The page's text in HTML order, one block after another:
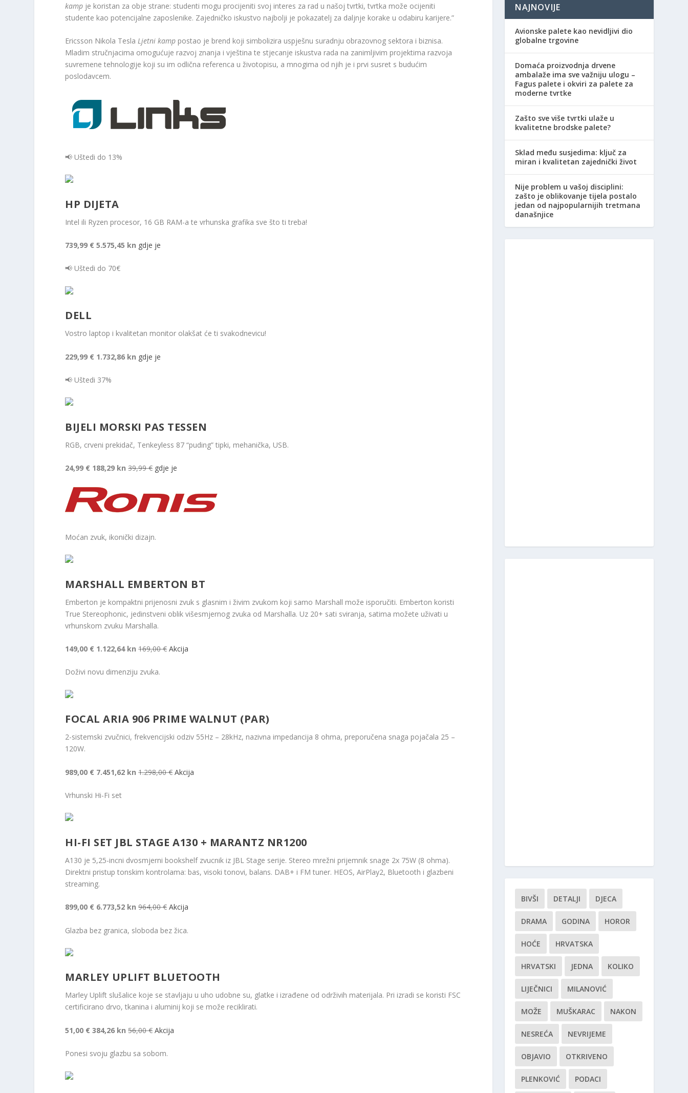
kamp je koristan za obje strane: studenti mogu procijeniti svoj interes za rad u našoj tvrtki, tvrtka može ocijeniti
studente kao potencijalne zaposlenike. Zajedničko iskustvo najbolji je pokazatelj za daljnje korake u odabiru karijere.”
Ericsson Nikola TeslaLjetni kamp postao je brend koji simbolizira uspješnu suradnju obrazovnog sektora i biznisa.
Mladim stručnjacima omogućuje razvoj znanja i vještina te stjecanje iskustva rada na zanimljivim projektima razvoja
suvremene tehnologije koji su im odlična referenca u životopisu, a mnogima od njih je i prvi susret s budućim
poslodavcem.
📢 Uštedi do 13%
HP DIJETA
Intel ili Ryzen procesor, 16 GB RAM-a te vrhunska grafika sve što ti treba!
739,99 €5.575,45 kn gdje je
📢 Uštedi do 70€
DELL
Vostro laptop i kvalitetan monitor olakšat će ti svakodnevicu!
229,99 € 1.732,86 kn gdje je
📢 Uštedi 37%
BIJELI MORSKI PAS TESSEN
RGB, crveni prekidač, Tenkeyless 87 “puding” tipki, mehanička, USB.
24,99 € 188,29 kn 39,99 € gdje je
Moćan zvuk, ikonički dizajn.
MARSHALL EMBERTON BT
Emberton je kompaktni prijenosni zvuk s glasnim i živim zvukom koji samo Marshall može isporučiti. Emberton koristi
True Stereophonic, jedinstveni oblik višesmjernog zvuka od Marshalla. Uz 20+ sati sviranja, satima možete uživati ​​u
vrhunskom zvuku Marshalla.
149,00 € 1.122,64 kn 169,00 € Akcija
Doživi novu dimenziju zvuka.
FOCAL ARIA 906 PRIME WALNUT (PAR)
2-sistemski zvučnici, frekvencijski odziv 55Hz – 28kHz, nazivna impedancija 8 ohma, preporučena snaga pojačala 25 –
120W.
989,00 € 7.451,62 kn 1.298,00 € Akcija
Vrhunski Hi-Fi set
HI-FI SET JBL STAGE A130 + MARANTZ NR1200
A130 je 5,25-incni dvosmjerni bookshelf zvucnik iz JBL Stage serije. Stereo mrežni prijemnik snage 2x 75W (8 ohma).
Direktni pristup tonskim kontrolama: bas, visoki tonovi, balans. DAB+ i FM tuner. HEOS, AirPlay2, Bluetooth i glazbeni
streaming.
899,00 € 6.773,52 kn 964,00 € Akcija
Glazba bez granica, sloboda bez žica.
MARLEY UPLIFT BLUETOOTH
Marley Uplift slušalice koje se stavljaju u uho udobne su, glatke i izrađene od održivih materijala. Pri izradi se koristi FSC
certificirano drvo, tkanina i aluminij koji se može reciklirati.
51,00 €384,26 kn 56,00 € Akcija
Ponesi svoju glazbu sa sobom.
NAJNOVIJE
Avionske palete kao nevidljivi dio
globalne trgovine
Domaća proizvodnja drvene
ambalaže ima sve važniju ulogu –
Fagus palete i okviri za palete za
moderne tvrtke
Zašto sve više tvrtki ulaže u
kvalitetne brodske palete?
Sklad među susjedima: ključ za
miran i kvalitetan zajednički život
Nije problem u vašoj disciplini:
zašto je oblikovanje tijela postalo
jedan od najpopularnijih tretmana
današnjice
BIVŠI DETALJI DJECA
DRAMA GODINA HOROR
HOĆE HRVATSKA
HRVATSKI JEDNA KOLIKO
LIJEČNICI MILANOVIĆ
MOŽE MUŠKARAC NAKON
NESREĆA NEVRIJEME
OBJAVIO OTKRIVENO
PLENKOVIĆ PODACI